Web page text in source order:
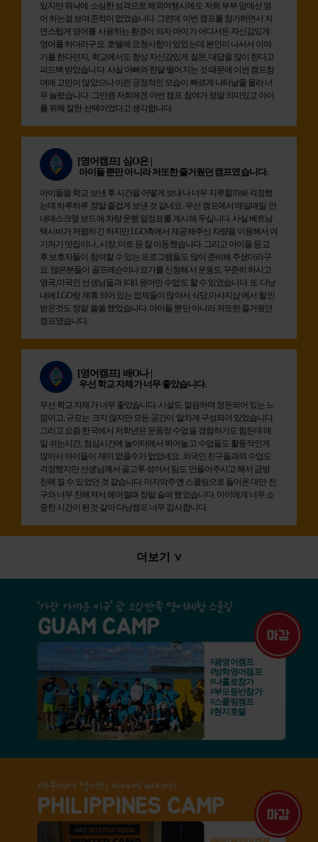
있지만 워낙에 소심한 성격으로 해외여행시에도 저희 부부 앞에선 영
어 하는걸 보여준적이 없었습니다. 그런데 이번 캠프를 참가하면서 자
연스럽게 영어를 사용하는 환경이 되자 아이가 어디서든 자신감있게
영어를 하더라구요. 호텔에 요청사항이 있었는데 본인이 나서서 이야
기를 한다던지, 학교에서도 항상 자신감있게 질문, 대답을 많이 한다고
피드백 받았습니다. 사실 아빠와 한달 떨어지는 것 때문에 이번 캠프참
여에 고민이 많았으나 이런 긍정적인 모습이 빠르게 나타날줄 몰라 너
무 놀랐습니다. 그만큼 저희에겐 이번 캠프 참여가 정말 의미있고 아이
를 위해 잘한 선택이었다고 생각합니다.
[영어캠프] 심O은 |
아이들 뿐만 아니라 저또한 즐거웠던 캠프였습니다.
아이들을 학교 보낸 후 시간을 어떻게 보내나 너무 지루할까봐 걱정했
는데 하루하루 정말 즐겁게 보낸 것 같네요. 우선 캠프에서 매일매일 안
내데스크옆 보드에 차량 운행 일정표를 게시해 두십니다. 사실 베트남
택시비가 저렴하긴 하지만 LGO측에서 제공해주신 차량을 이용해서 여
기저기 맛집이나, 시장, 마트 등 잘 이동했습니다. 그리고 아이들 등교
후 보호자들이 참여할 수 있는 프로그램들도 많이 준비해 주셨더라구
요. 많은분들이 골프레슨이나 요가를 신청해서 운동도 꾸준히 하시고
영국,미국인 선생님들과 1대1 원어민 수업도 할 수 있었습니다. 또 다낭
내에 LGO랑 제휴 되어 있는 업체들이 많아서 식당,마사지샵 에서 할인
받은것도 정말 쏠쏠 했었습니다. 아이들 뿐만 아니라 저또한 즐거웠던
캠프였습니다.
[영어캠프] 배O나 |
우선 학교 자체가 너무 좋았습니다.
우선 학교 자체가 너무 좋았습니다. 시설도 깔끔하며 정돈되어 있는 느
낌이고, 규모는 크지 않지만 모든 공간이 알차게 구성되어 있었습니다.
그리고 요즘 한국에서 저학년은 운동장 수업을 경험하기도 힘든데 매
일 쉬는시간, 점심시간에 놀이터에서 뛰어놀고 수업들도 활동적인게
많아서 아이들이 재미 없을수가 없었네요. 외국인 친구들과의 수업도
걱정했지만 선생님께서 골고루 섞어서 팀도 만들어주시고 해서 금방
친해 질 수 있었던 것 같습니다. 마지막주엔 스쿨링으로 들어온 대만 친
구와 너무 친해져서 헤어질때 정말 슬퍼 했었습니다. 아이에게 너무 소
중한 시간이 된것 같아 다낭캠프 너무 감사합니다.
더보기 ∨
#괌영어캠프
#방학영어캠프
#나홀로참가
#부모동반참가
#스쿨링캠프
#현지호텔